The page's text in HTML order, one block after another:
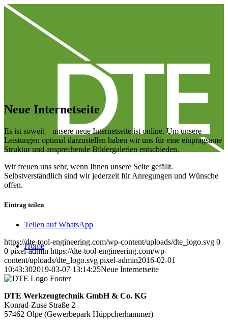
Home
Neue Internetseite
Es ist soweit – unsere neue Internetseite ist online. Um unsere
Leistungen optimal darzustellen haben wir uns für eine einprägsame
Struktur und ansprechende Bildergalerien entschieden.
Wir freuen uns sehr, wenn Ihnen unsere Seite gefällt.
Selbstverständlich sind wir jederzeit für Anregungen und Wünsche
offen.
Eintrag teilen
Teilen auf WhatsApp
https://dte-tool-engineering.com/wp-content/uploads/dte_logo.svg 0
0 pixel-admin https://dte-tool-engineering.com/wp-
content/uploads/dte_logo.svg pixel-admin2016-02-01
10:43:302019-03-07 13:14:25Neue Internetseite
DTE Werkzeugtechnik GmbH & Co. KG
Konrad-Zuse Straße 2
57462 Olpe (Gewerbepark Hüppcherhammer)